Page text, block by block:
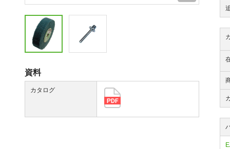
資料
カタログ